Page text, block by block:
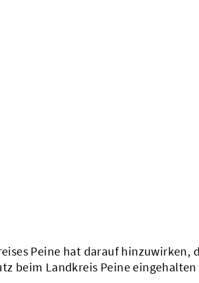
Peine hat darauf hinzuwirken,
beim Landkreis Peine eingehalten